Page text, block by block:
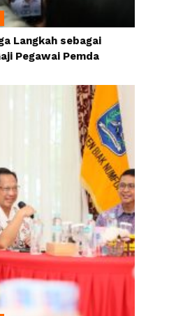
Langkah sebagai
Pegawai Pemda